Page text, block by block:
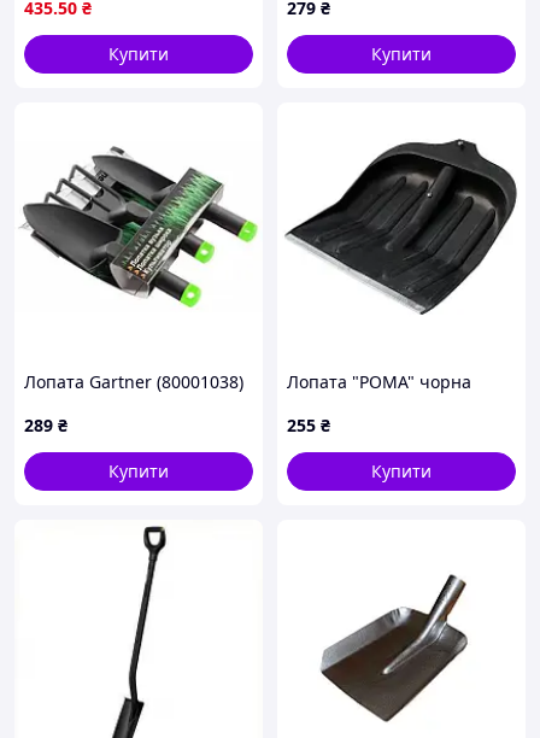
435.50 ₴
Купити
279 ₴
Купити
Лопата Gartner (80001038)
289 ₴
Купити
Лопата "РОМА" чорна
255 ₴
Купити